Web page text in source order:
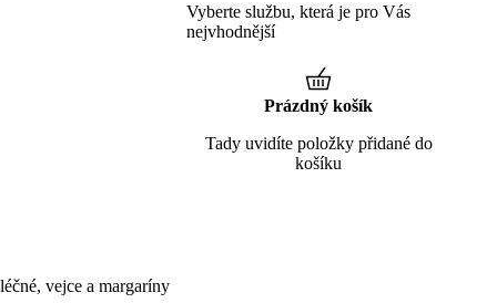
vejce a margaríny
Vyberte službu, která je pro Vás
nejvhodnější
Prázdný košík
Tady uvidíte položky přidané do
košíku